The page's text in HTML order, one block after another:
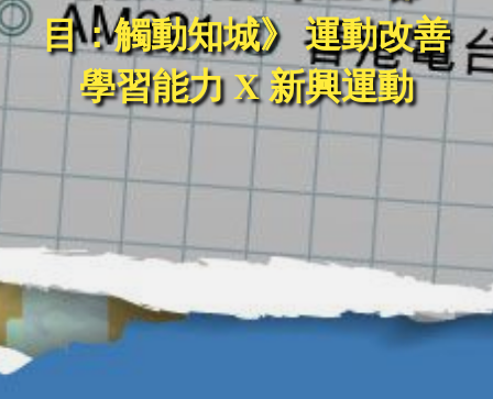
目：觸動知城》 運動改善
學習能力 X 新興運動